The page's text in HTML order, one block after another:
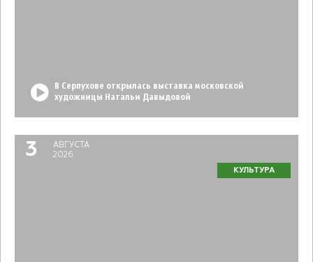
В Серпухове открылась выставка московской
художницы Натальи Давыдовой
3
АВГУСТА
2026
КУЛЬТУРА